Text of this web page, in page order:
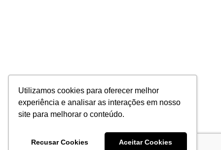
Utilizamos cookies para oferecer melhor
experiência e analisar as interações em nosso
site para melhorar o conteúdo.
Recusar Cookies Aceitar Cookies